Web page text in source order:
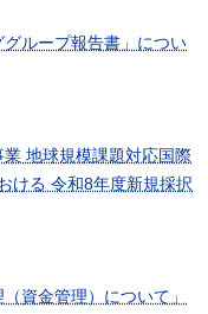
グループ報告書」につい
地球規模課題対応国際
ける 令和8年度新規採択
資金管理）について」